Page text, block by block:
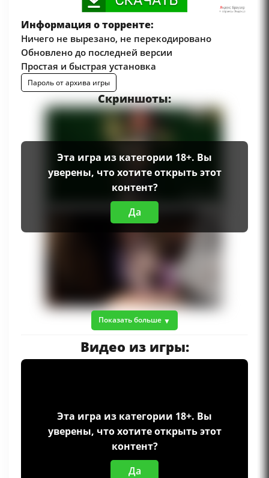
Информация о торренте:
Ничего не вырезано, не перекодировано
Обновлено до последней версии
Простая и быстрая установка
Пароль от архива игры
Скриншоты:
Эта игра из категории 18+. Вы
уверены, что хотите открыть этот
контент?
Да
Показать больше
Видео из игры:
Эта игра из категории 18+. Вы
уверены, что хотите открыть этот
контент?
Да